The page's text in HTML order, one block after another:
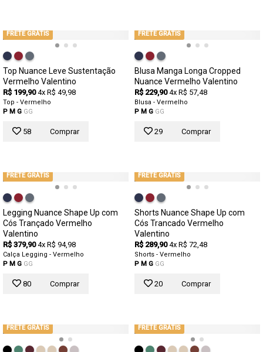
FRETE GRÁTIS
Top Nuance Leve Sustentação
Vermelho Valentino
R$ 199,90 4x R$ 49,98
Top - Vermelho
P M G GG
58 Comprar
FRETE GRÁTIS
Blusa Manga Longa Cropped
Nuance Vermelho Valentino
R$ 229,90 4x R$ 57,48
Blusa - Vermelho
P M G GG
29 Comprar
FRETE GRÁTIS
Legging Nuance Shape Up com
Cós Trançado Vermelho
Valentino
R$ 379,90 4x R$ 94,98
Calça Legging - Vermelho
P M G GG
80 Comprar
FRETE GRÁTIS
Shorts Nuance Shape Up com
Cós Trancado Vermelho
Valentino
R$ 289,90 4x R$ 72,48
Shorts - Vermelho
P M G GG
20 Comprar
FRETE GRÁTIS FRETE GRÁTIS